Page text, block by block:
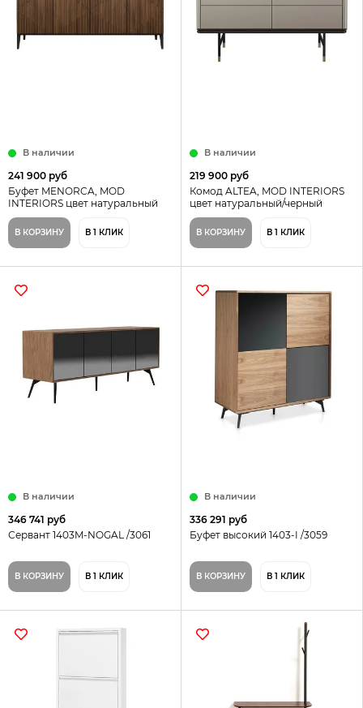
В наличии
241 900 руб
Буфет MENORCA, MOD
INTERIORS цвет натуральный
В КОРЗИНУ В 1 КЛИК
В наличии
219 900 руб
Комод ALTEA, MOD INTERIORS
цвет натуральный/черный
В КОРЗИНУ В 1 КЛИК
В наличии
346 741 руб
Сервант 1403M-NOGAL /3061
В КОРЗИНУ В 1 КЛИК
В наличии
336 291 руб
Буфет высокий 1403-I /3059
В КОРЗИНУ В 1 КЛИК